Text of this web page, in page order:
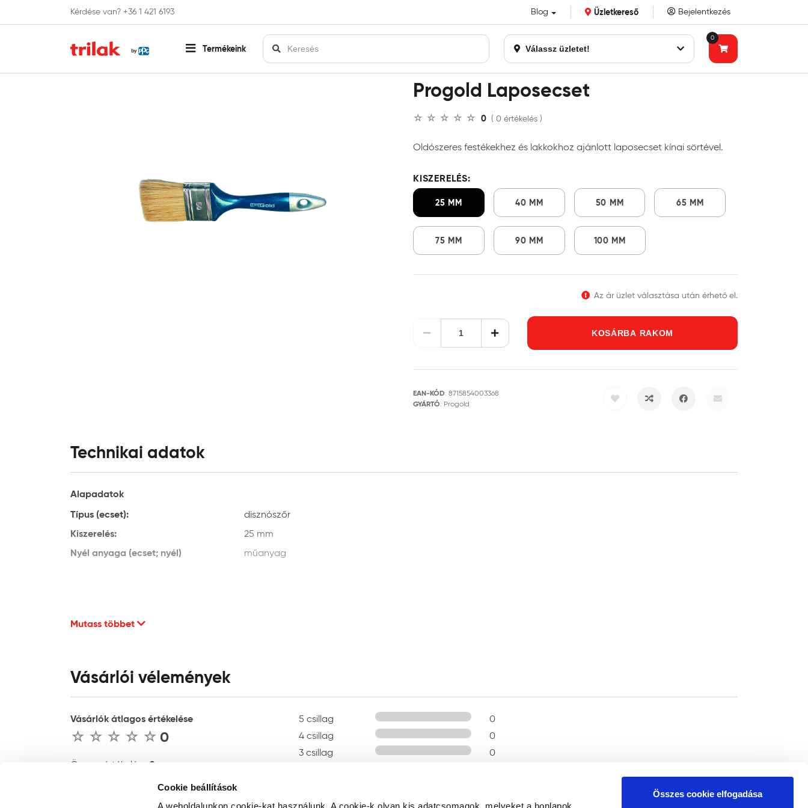
Cookie beállítások
Összes cookie elfogadása
Kérdése van? +36 1 421 6193 Blog Üzletkereső Bejelentkezés
Termékeink Válassz üzletet!
0
Fontos tájékoztatás! Webshopunk hamarosan bezárásra kerül. Kérjük, új rendelést már ne adjon le. Köszönjük eddigi bizalmát!
Progold Laposecset
0 ( 0 értékelés )
Oldószeres festékekhez és lakkokhoz ajánlott laposecset kínai sörtével.
KISZERELÉS:
25 MM 40 MM 50 MM 65 MM
75 MM 90 MM 100 MM
Az ár üzlet választása után érhető el.
KOSÁRBA RAKOM
EAN-KÓD: 8715854003368
GYÁRTÓ: Progold
Technikai adatok
Alapadatok
Típus (ecset):
disznószőr
Kiszerelés: 25 mm
Nyél anyaga (ecset; nyél) műanyag
Mutass többet
Vásárlói vélemények
Vásárlók átlagos értékelése
0
Összes értékelés : 0
ÉRTÉKELÉS ÍRÁSA
5 csillag
0
4 csillag
0
3 csillag
0